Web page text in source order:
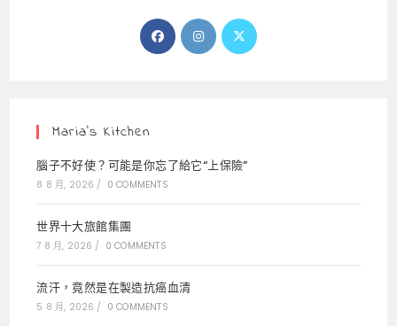
Opens
in
Opens
in
Opens
Maria’s Kitchen
腦子不好使？可能是你忘了給它“上保險”
8 8 月, 2026 / 0 COMMENTS
世界十大旅館集團
7 8 月, 2026 / 0 COMMENTS
流汗，竟然是在製造抗癌血清
5 8 月, 2026 / 0 COMMENTS